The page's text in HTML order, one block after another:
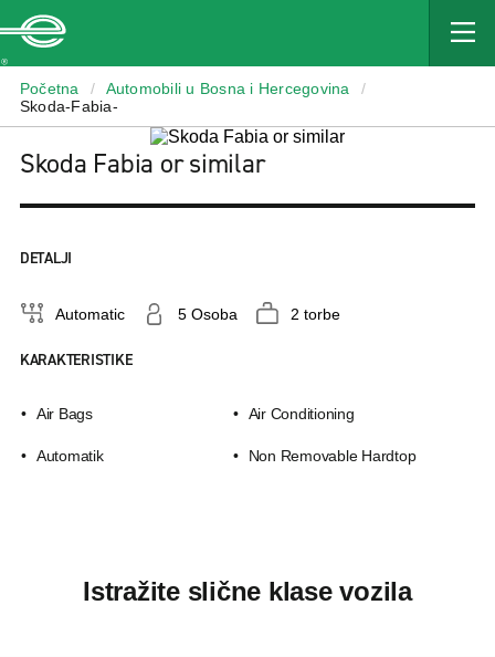
Početna / Automobili u Bosna i Hercegovina
/
Skoda-Fabia-
Skoda Fabia or similar
DETALJI
Automatic 5 Osoba 2 torbe
KARAKTERISTIKE
Air Bags
Αutomatik
Air Conditioning
Non Removable Hardtop
Istražite slične klase vozila